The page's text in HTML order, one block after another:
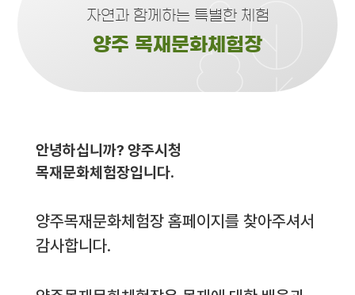
자연과 함께하는 특별한 체험
양주 목재문화체험장
안녕하십니까? 양주시청
목재문화체험장입니다.
양주목재문화체험장 홈페이지를 찾아주셔서
감사합니다.